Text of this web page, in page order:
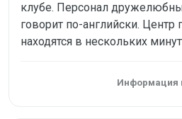
клубе. Персонал
говорит по-английски. Центр
находятся в нескольких
Информация